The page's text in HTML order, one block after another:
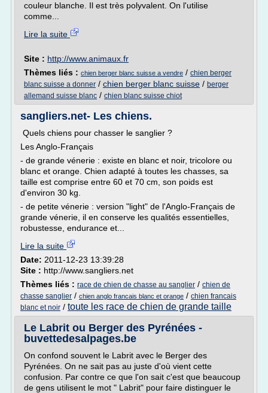
couleur blanche. Il est très polyvalent. On l'utilise
comme...
Lire la suite
Site : http://www.animaux.fr
Thèmes liés : chien berger blanc suisse a vendre / chien berger
blanc suisse a donner / chien berger blanc suisse / berger
allemand suisse blanc / chien blanc suisse chiot
sangliers.net- Les chiens.
Quels chiens pour chasser le sanglier ?
Les Anglo-Français
- de grande vénerie : existe en blanc et noir, tricolore ou
blanc et orange. Chien adapté à toutes les chasses, sa
taille est comprise entre 60 et 70 cm, son poids est
d'environ 30 kg.
- de petite vénerie : version "light" de l'Anglo-Français de
grande vénerie, il en conserve les qualités essentielles,
robustesse, endurance et...
Lire la suite
Date: 2011-12-23 13:39:28
Site : http://www.sangliers.net
Thèmes liés : race de chien de chasse au sanglier / chien de
chasse sanglier / chien anglo francais blanc et orange / chien francais
blanc et noir / toute les race de chien de grande taille
Le Labrit ou Berger des Pyrénées -
buvettedesalpages.be
On confond souvent le Labrit avec le Berger des
Pyrénées. On ne sait pas au juste d'où vient cette
confusion. Par contre ce que l'on sait c'est que beaucoup
de gens utilisent le mot " Labrit" pour faire distinguer le